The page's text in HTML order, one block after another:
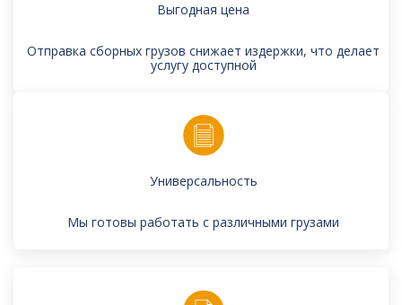
Выгодная цена
Отправка сборных грузов снижает издержки, что делает
услугу доступной
Универсальность
Мы готовы работать с различными грузами